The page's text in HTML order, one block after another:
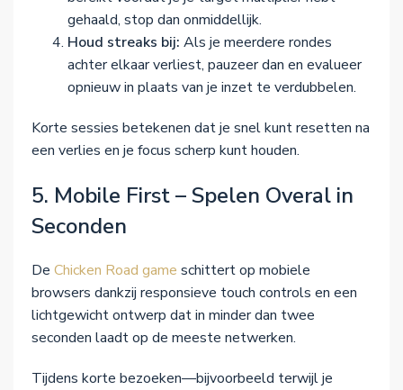
gehaald, stop dan onmiddellijk.
Houd streaks bij: Als je meerdere rondes
achter elkaar verliest, pauzeer dan en evalueer
opnieuw in plaats van je inzet te verdubbelen.
Korte sessies betekenen dat je snel kunt resetten na
een verlies en je focus scherp kunt houden.
5. Mobile First – Spelen Overal in
Seconden
De Chicken Road game schittert op mobiele
browsers dankzij responsieve touch controls en een
lichtgewicht ontwerp dat in minder dan twee
seconden laadt op de meeste netwerken.
Tijdens korte bezoeken—bijvoorbeeld terwijl je